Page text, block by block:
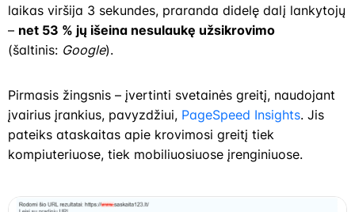
laikas viršija 3 sekundes, praranda didelę dalį lankytojų
– net 53 % jų išeina nesulaukę užsikrovimo
(šaltinis: Google).
Pirmasis žingsnis – įvertinti svetainės greitį, naudojant
įvairius įrankius, pavyzdžiui, PageSpeed Insights. Jis
pateiks ataskaitas apie krovimosi greitį tiek
kompiuteriuose, tiek mobiliuosiuose įrenginiuose.